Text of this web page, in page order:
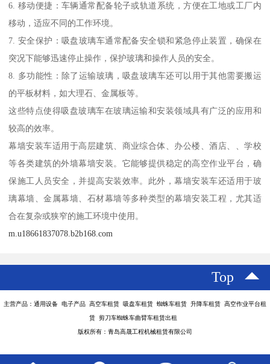
6. 移动便捷：车辆通常配备轮子或轨道系统，方便在工地或工厂内
移动，适应不同的工作环境。
7. 安全保护：吸盘玻璃车通常配备安全锁和紧急停止装置，确保在
突况下能够迅速停止操作，保护玻璃和操作人员的安全。
8. 多功能性：除了运输玻璃，吸盘玻璃车还可以用于其他需要搬运
的平板材料，如大理石、金属板等。
这些特点使得吸盘玻璃车在玻璃运输和安装领域具有广泛的应用和
较高的效率。
幕墙安装车适用于高层建筑、商业综合体、办公楼、酒店、、学校
等各类建筑的外墙幕墙安装。它能够提供稳定的高空作业平台，确
保施工人员安全，并提高安装效率。此外，幕墙安装车还适用于玻
璃幕墙、金属幕墙、石材幕墙等多种类型的幕墙安装工程，尤其适
合在复杂或狭窄的施工环境中使用。
m.u18661837078.b2b168.com
Top
主营产品：通用设备 电子产品 高空车租赁 吸盘车租赁 蜘蛛车租赁 升降车租赁 高空作业平台租
赁 剪刀车蜘蛛车曲臂车租赁出租
版权所有：青岛高晟工程机械租赁有限公司